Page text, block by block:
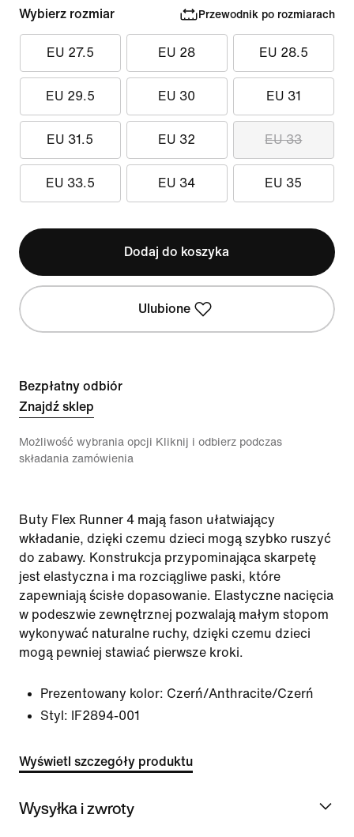
Wybierz rozmiar Przewodnik po rozmiarach
EU 27.5 EU 28 EU 28.5
EU 29.5 EU 30 EU 31
EU 31.5 EU 32 EU 33
EU 33.5 EU 34 EU 35
Dodaj do koszyka
Ulubione
Bezpłatny odbiór
Znajdź sklep
Możliwość wybrania opcji Kliknij i odbierz podczas
składania zamówienia
Buty Flex Runner 4 mają fason ułatwiający
wkładanie, dzięki czemu dzieci mogą szybko ruszyć
do zabawy. Konstrukcja przypominająca skarpetę
jest elastyczna i ma rozciągliwe paski, które
zapewniają ścisłe dopasowanie. Elastyczne nacięcia
w podeszwie zewnętrznej pozwalają małym stopom
wykonywać naturalne ruchy, dzięki czemu dzieci
mogą pewniej stawiać pierwsze kroki.
Prezentowany kolor: Czerń/Anthracite/Czerń
Styl:
IF2894-001
Wyświetl szczegóły produktu
Wysyłka i zwroty